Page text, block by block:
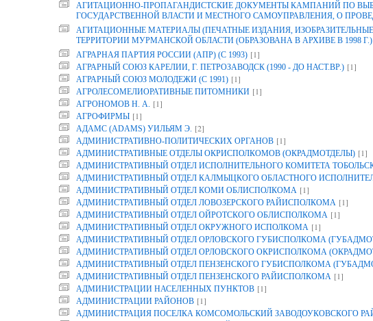
АГИТАЦИОННО-ПРОПАГАНДИСТСКИЕ ДОКУМЕНТЫ КАМПАНИЙ ПО
ГОСУДАРСТВЕННОЙ ВЛАСТИ И МЕСТНОГО САМОУПРАВЛЕНИЯ, О
АГИТАЦИОННЫЕ МАТЕРИАЛЫ (ПЕЧАТНЫЕ ИЗДАНИЯ,
ТЕРРИТОРИИ МУРМАНСКОЙ ОБЛАСТИ (ОБРАЗОВАНА В АРХИВЕ В 1998 Г.)
АГРАРНАЯ ПАРТИЯ РОССИИ (АПР) (С 1993) [1]
АГРАРНЫЙ СОЮЗ КАРЕЛИИ, Г. ПЕТРОЗАВОДСК (1990 - ДО НАСТ.ВР.) [1]
АГРАРНЫЙ СОЮЗ МОЛОДЕЖИ (С 1991) [1]
АГРОЛЕСОМЕЛИОРАТИВНЫЕ ПИТОМНИКИ [1]
АГРОНОМОВ Н. А. [1]
АГРОФИРМЫ [1]
АДАМС (ADAMS) УИЛЬЯМ Э. [2]
АДМИНИСТРАТИВНО-ПОЛИТИЧЕСКИХ ОРГАНОВ [1]
АДМИНИСТРАТИВНЫЕ ОТДЕЛЫ ОКРИСПОЛКОМОВ (ОКРАДМОТДЕЛЫ) [1]
АДМИНИСТРАТИВНЫЙ ОТДЕЛ ИСПОЛНИТЕЛЬНОГО КОМИТЕТА
АДМИНИСТРАТИВНЫЙ ОТДЕЛ КАЛМЫЦКОГО ОБЛАСТНОГО
АДМИНИСТРАТИВНЫЙ ОТДЕЛ КОМИ ОБЛИСПОЛКОМА [1]
АДМИНИСТРАТИВНЫЙ ОТДЕЛ ЛОВОЗЕРСКОГО РАЙИСПОЛКОМА [1]
АДМИНИСТРАТИВНЫЙ ОТДЕЛ ОЙРОТСКОГО ОБЛИСПОЛКОМА [1]
АДМИНИСТРАТИВНЫЙ ОТДЕЛ ОКРУЖНОГО ИСПОЛКОМА [1]
АДМИНИСТРАТИВНЫЙ ОТДЕЛ ОРЛОВСКОГО ГУБИСПОЛКОМА
АДМИНИСТРАТИВНЫЙ ОТДЕЛ ОРЛОВСКОГО ОКРИСПОЛКОМА
АДМИНИСТРАТИВНЫЙ ОТДЕЛ ПЕНЗЕНСКОГО ГУБИСПОЛКОМА
АДМИНИСТРАТИВНЫЙ ОТДЕЛ ПЕНЗЕНСКОГО РАЙИСПОЛКОМА [1]
АДМИНИСТРАЦИИ НАСЕЛЕННЫХ ПУНКТОВ [1]
АДМИНИСТРАЦИИ РАЙОНОВ [1]
АДМИНИСТРАЦИЯ ПОСЕЛКА КОМСОМОЛЬСКИЙ ЗАВОДОУКОВСКОГО